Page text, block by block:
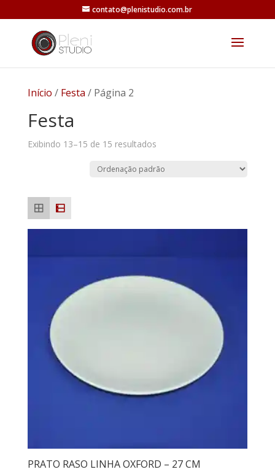
contato@plenistudio.com.br
Início / Festa / Página 2
Festa
Exibindo 13–15 de 15 resultados
PRATO RASO LINHA OXFORD – 27 CM